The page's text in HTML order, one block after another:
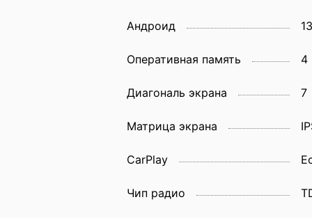
Андроид 13
Оперативная память 4
Диагональ экрана 7
Матрица экрана
CarPlay
Чип радио